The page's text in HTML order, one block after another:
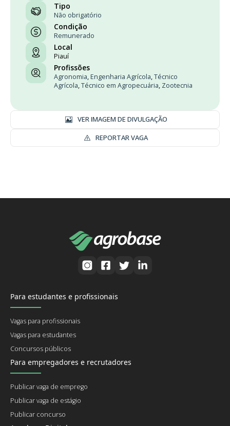
Tipo
Não obrigatório
Condição
Remunerado
Local
Piauí
Profissões
Agronomia, Engenharia Agrícola,Técnico
Agrícola,Técnico em Agropecuária, Zootecnia
VER IMAGEM DE DIVULGAÇÃO
REPORTAR VAGA
Para estudantes e profissionais
Vagas para profissionais
Vagas para estudantes
Concursos públicos
Para empregadores e recrutadores
Publicar vaga de emprego
Publicar vaga de estágio
Publicar concurso